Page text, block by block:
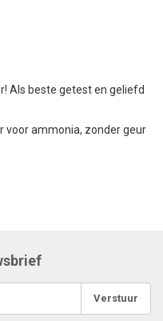
Als beste getest en geliefd
voor ammonia, zonder geur
Verstuur